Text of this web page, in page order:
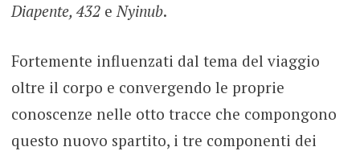
Diapente, 432 eNyinub.
Fortemente influenzati dal tema del viaggio
oltre il corpo e convergendo le proprie
conoscenze nelle otto tracce che compongono
questo nuovo spartito, i tre componenti dei